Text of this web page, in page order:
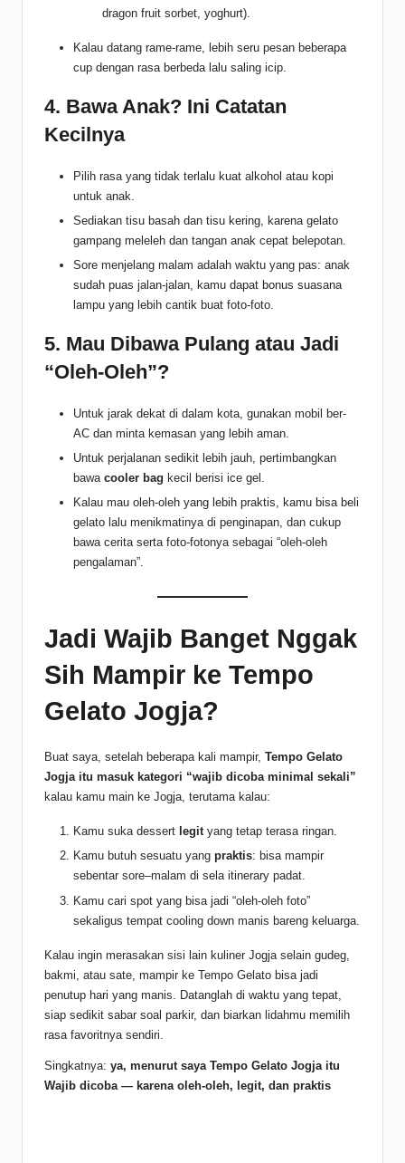
dragon fruit sorbet, yoghurt).
Kalau datang rame-rame, lebih seru pesan beberapa
cup dengan rasa berbeda lalu saling icip.
4. Bawa Anak? Ini Catatan
Kecilnya
Pilih rasa yang tidak terlalu kuat alkohol atau kopi
untuk anak.
Sediakan tisu basah dan tisu kering, karena gelato
gampang meleleh dan tangan anak cepat belepotan.
Sore menjelang malam adalah waktu yang pas: anak
sudah puas jalan-jalan, kamu dapat bonus suasana
lampu yang lebih cantik buat foto-foto.
5. Mau Dibawa Pulang atau Jadi
“Oleh-Oleh”?
Untuk jarak dekat di dalam kota, gunakan mobil ber-
AC dan minta kemasan yang lebih aman.
Untuk perjalanan sedikit lebih jauh, pertimbangkan
bawa cooler bag kecil berisi ice gel.
Kalau mau oleh-oleh yang lebih praktis, kamu bisa beli
gelato lalu menikmatinya di penginapan, dan cukup
bawa cerita serta foto-fotonya sebagai “oleh-oleh
pengalaman”.
Jadi Wajib Banget Nggak
Sih Mampir ke Tempo
Gelato Jogja?
Buat saya, setelah beberapa kali mampir, Tempo Gelato
Jogja itu masuk kategori “wajib dicoba minimal sekali”
kalau kamu main ke Jogja, terutama kalau:
Kamu suka dessert legityang tetap terasa ringan.
Kamu butuh sesuatu yang praktis: bisa mampir
sebentar sore–malam di sela itinerary padat.
Kamu cari spot yang bisa jadi “oleh-oleh foto”
sekaligus tempat cooling down manis bareng keluarga.
Kalau ingin merasakan sisi lain kuliner Jogja selain gudeg,
bakmi, atau sate, mampir ke Tempo Gelato bisa jadi
penutup hari yang manis. Datanglah di waktu yang tepat,
siap sedikit sabar soal parkir, dan biarkan lidahmu memilih
rasa favoritnya sendiri.
Singkatnya: ya, menurut saya Tempo Gelato Jogja itu
Wajib dicoba — karena oleh-oleh, legit, dan praktis